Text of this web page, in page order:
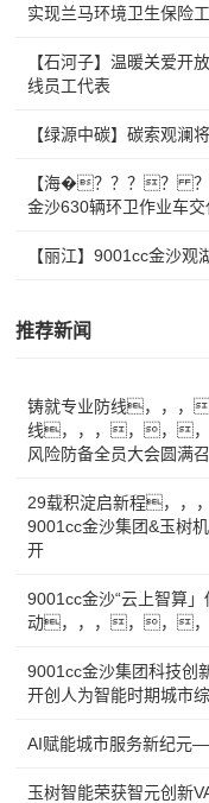
实现兰马环境卫生保险
【石河子】温暖关爱
线员工代表
【绿源中碳】碳索观澜
【海�？？？？
金沙630辆环卫作业车
【丽江】9001cc金沙观
推荐新闻
铸就专业防线，，，
线，，，，，，
风险防备全员大会圆满
29载积淀启新程，
9001cc金沙集团&玉树
开
9001cc金沙“云上智算
动，，，，，，
9001cc金沙集团科技
开创人为智能时期城市
AI赋能城市服务新纪元
玉树智能荣获智元创新